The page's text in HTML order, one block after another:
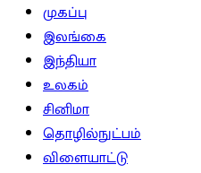
முகப்பு
இலங்கை
இந்தியா
உலகம்
சினிமா
தொழில்நுட்பம்
விளையாட்டு